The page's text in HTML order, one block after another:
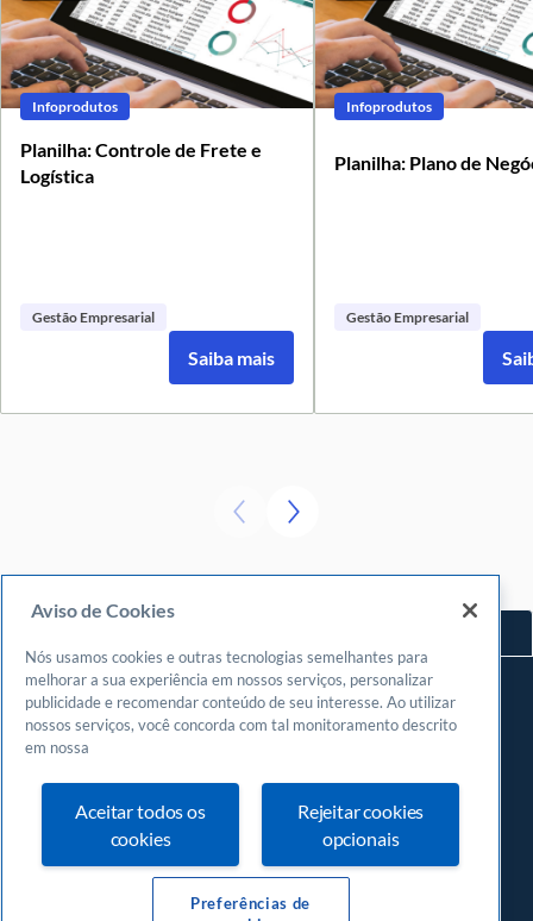
Infoprodutos
Planilha: Controle de Frete e
Logística
Gestão Empresarial
Saiba mais
Infoprodutos
Planilha: Plano de
Gestão Empresarial
Navegue
Meu espaço
Fazer login
Cadastrar-se
Central de atendimento
0800570 0800
Aviso de Cookies
Nós usamos cookies e outras tecnologias semelhantes para
melhorar a sua experiência em nossos serviços, personalizar
publicidade e recomendar conteúdo de seu interesse. Ao utilizar
nossos serviços, você concorda com tal monitoramento descrito
em nossa
Aceitar todos os
cookies
Rejeitar cookies
opcionais
Preferências de